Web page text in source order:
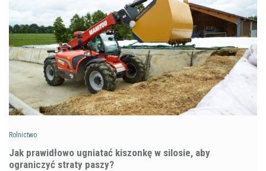
Rolnictwo
Jak prawidłowo ugniatać kiszonkę w silosie, aby
ograniczyć straty paszy?